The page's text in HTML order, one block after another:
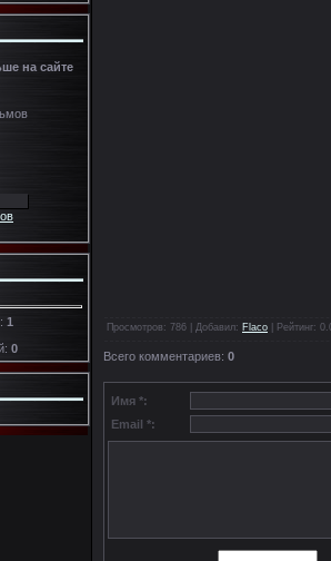
на сайте
1
0
Просмотров : 786 | Добавил: Flaco Рейтинг:
Всего комментариев: 0
Имя *:
Email *: